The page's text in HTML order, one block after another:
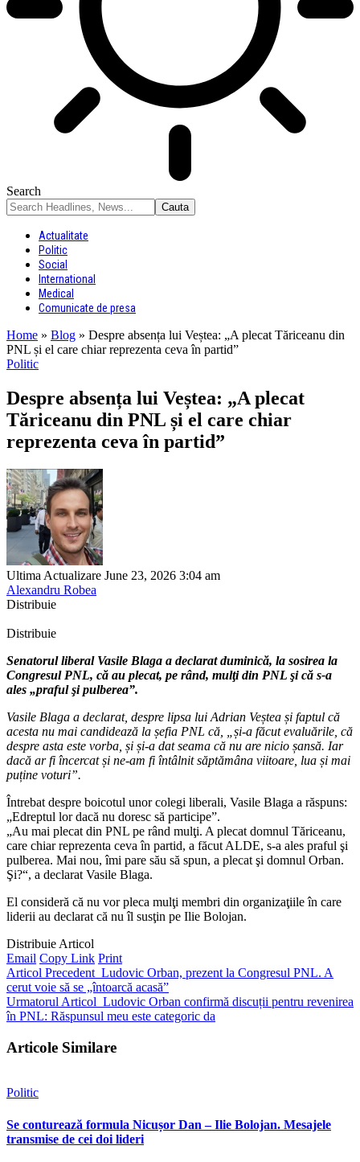
Search
Actualitate
Politic
Social
International
Medical
Comunicate de presa
Home » Blog » Despre absența lui Veștea: „A plecat Tăriceanu din
PNL și el care chiar reprezenta ceva în partid”
Politic
Despre absența lui Veștea: „A plecat
Tăriceanu din PNL și el care chiar
reprezenta ceva în partid”
Ultima Actualizare June 23, 2026 3:04 am
Alexandru Robea
Distribuie
Distribuie
Senatorul liberal Vasile Blaga a declarat duminică, la sosirea la
Congresul PNL, că au plecat, pe rând, mulţi din PNL şi că s-a
ales „praful şi pulberea”.
Vasile Blaga a declarat, despre lipsa lui Adrian Veștea și faptul că
acesta nu mai candidează la șefia PNL că, „și-a făcut evaluările, că
despre asta este vorba, și și-a dat seama că nu are nicio șansă. Iar
dacă ar fi încercat și ne-am fi întâlnit săptămâna viitoare, lua și mai
puține voturi”.
Întrebat despre boicotul unor colegi liberali, Vasile Blaga a răspuns:
„Edreptul lor dacă nu doresc să participe”.
„Au mai plecat din PNL pe rând mulţi. A plecat domnul Tăriceanu,
care chiar reprezenta ceva în partid, a făcut ALDE, s-a ales praful şi
pulberea. Mai nou, îmi pare său să spun, a plecat şi domnul Orban.
Şi?“, a declarat Vasile Blaga.
El consideră că nu vor pleca mulţi membri din organizaţiile în care
liderii au declarat că nu îl susţin pe Ilie Bolojan.
Distribuie Articol
Email Copy Link Print
Articol Precedent Ludovic Orban, prezent la Congresul PNL. A
cerut voie să se „întoarcă acasă”
Urmatorul Articol Ludovic Orban confirmă discuții pentru revenirea
în PNL: Răspunsul meu este categoric da
Articole Similare
Politic
Se conturează formula Nicușor Dan – Ilie Bolojan. Mesajele
transmise de cei doi lideri